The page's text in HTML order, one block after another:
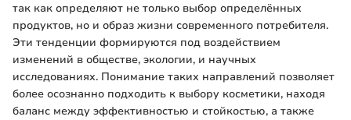
так как определяют не только выбор определённых
продуктов, но и образ жизни современного потребителя.
Эти тенденции формируются под воздействием
изменений в обществе, экологии, и научных
исследованиях. Понимание таких направлений позволяет
более осознанно подходить к выбору косметики, находя
баланс между эффективностью и стойкостью, а также